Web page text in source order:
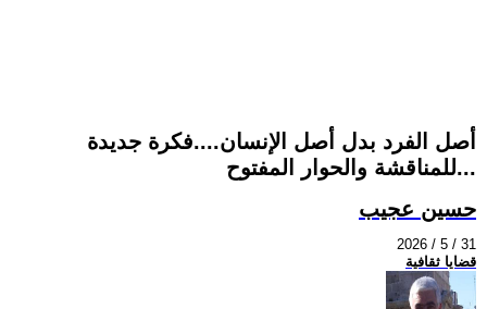
أصل الفرد بدل أصل الإنسان....فكرة جديدة
للمناقشة والحوار المفتوح...
حسين عجيب
2026 / 5 / 31
قضايا ثقافية